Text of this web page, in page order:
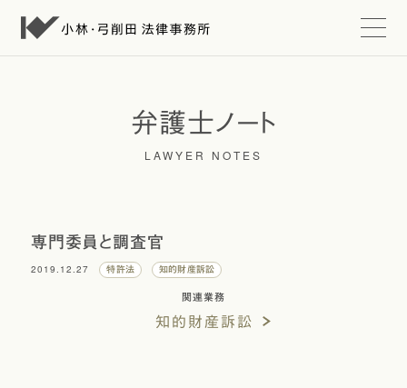
t
弁護士ノート
LAWYER NOTES
専門委員と調査官
2019.12.27 特許法 知的財産訴訟
関連業務
知的財産訴訟